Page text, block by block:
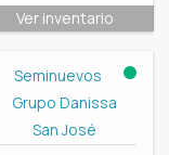
Ver inventario
Seminuevos
Grupo Danissa
San José